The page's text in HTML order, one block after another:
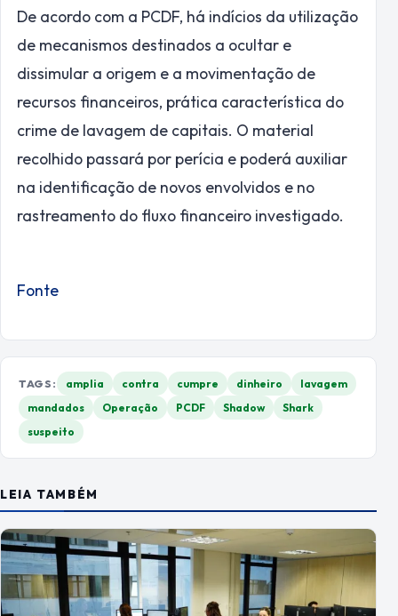
De acordo com a PCDF, há indícios da utilização
de mecanismos destinados a ocultar e
dissimular a origem e a movimentação de
recursos financeiros, prática característica do
crime de lavagem de capitais. O material
recolhido passará por perícia e poderá auxiliar
na identificação de novos envolvidos e no
rastreamento do fluxo financeiro investigado.
Fonte
TAGS: amplia contra cumpre dinheiro
lavagem
mandados
Operação PCDF Shadow
Shark
suspeito
LEIA TAMBÉM